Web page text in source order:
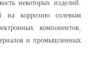
некоторых изделий.
на коррозию солевым
компонентов,
и промышленных